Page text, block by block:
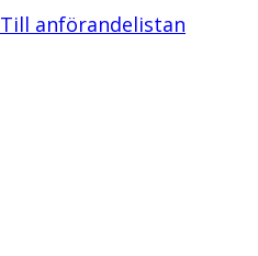
Till anförandelistan